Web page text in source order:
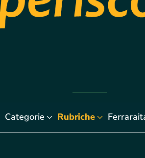
Categorie Rubriche